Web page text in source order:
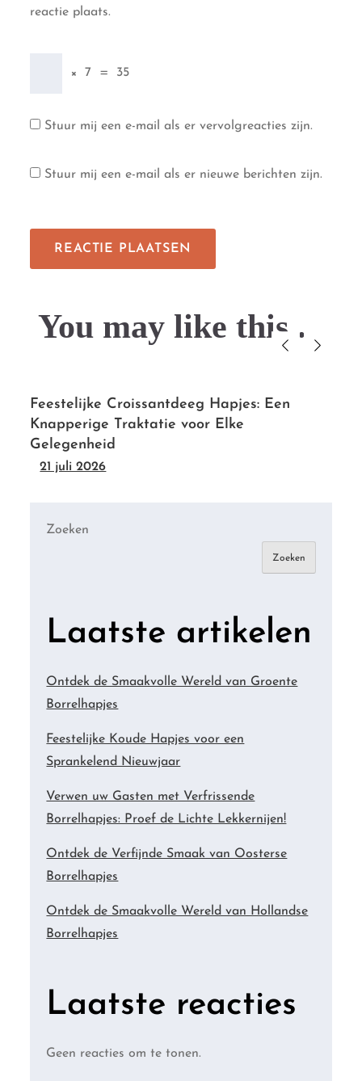
reactie plaats.
× 7 = 35
Stuur mij een e-mail als er vervolgreacties zijn.
Stuur mij een e-mail als er nieuwe berichten zijn.
You may like this....
Feestelijke Croissantdeeg Hapjes: Een
Knapperige Traktatie voor Elke
Gelegenheid
21 juli 2026
Zoeken
Zoeken
Laatste artikelen
Ontdek de Smaakvolle Wereld van Groente
Borrelhapjes
Feestelijke Koude Hapjes voor een
Sprankelend Nieuwjaar
Verwen uw Gasten met Verfrissende
Borrelhapjes: Proef de Lichte Lekkernijen!
Ontdek de Verfijnde Smaak van Oosterse
Borrelhapjes
Ontdek de Smaakvolle Wereld van Hollandse
Borrelhapjes
Laatste reacties
Geen reacties om te tonen.